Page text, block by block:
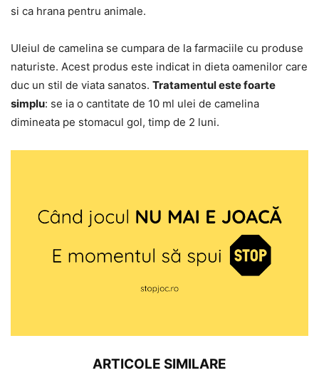
si ca hrana pentru animale.
Uleiul de camelina se cumpara de la farmaciile cu produse
naturiste. Acest produs este indicat in dieta oamenilor care
duc un stil de viata sanatos. Tratamentul este foarte
simplu: se ia o cantitate de 10 ml ulei de camelina
dimineata pe stomacul gol, timp de 2 luni.
ARTICOLE SIMILARE